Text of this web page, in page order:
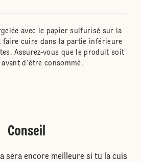
avec le papier sulfurisé sur la
faire cuire dans la partie inférieure
Assurez-vous que le produit soit
d'être consommé.
Conseil
sera encore meilleure si tu la cuis